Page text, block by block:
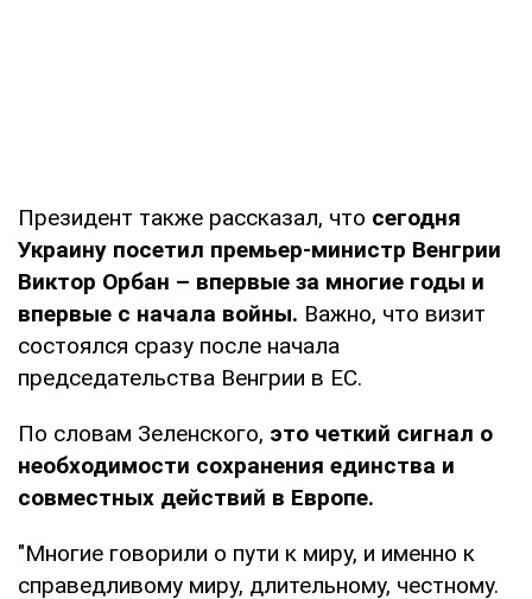
Президент также рассказал, что сегодня
Украину посетил премьер-министр Венгрии
Виктор Орбан – впервые за многие годы и
впервые с начала войны. Важно, что визит
состоялся сразу после начала
председательства Венгрии в ЕС.
По словам Зеленского, это четкий сигнал о
необходимости сохранения единства и
совместных действий в Европе.
"Многие говорили о пути к миру, и именно к
справедливому миру, длительному, честному.